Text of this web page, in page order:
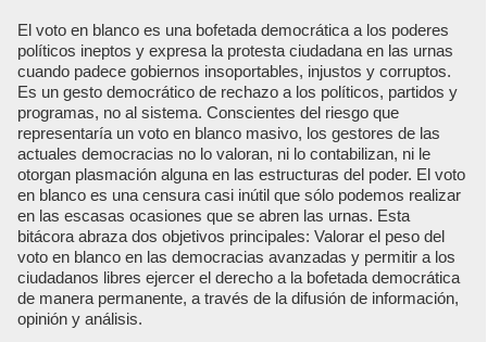
El voto en blanco es una bofetada democrática a los poderes
políticos ineptos y expresa la protesta ciudadana en las urnas
cuando padece gobiernos insoportables, injustos y corruptos.
Es un gesto democrático de rechazo a los políticos, partidos y
programas, no al sistema. Conscientes del riesgo que
representaría un voto en blanco masivo, los gestores de las
actuales democracias no lo valoran, ni lo contabilizan, ni le
otorgan plasmación alguna en las estructuras del poder. El voto
en blanco es una censura casi inútil que sólo podemos realizar
en las escasas ocasiones que se abren las urnas. Esta
bitácora abraza dos objetivos principales: Valorar el peso del
voto en blanco en las democracias avanzadas y permitir a los
ciudadanos libres ejercer el derecho a la bofetada democrática
de manera permanente, a través de la difusión de información,
opinión y análisis.